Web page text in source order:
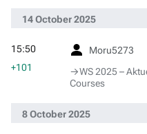
14 October 2025
Moru5273
→‎WS 2025 –
Courses
15:50
+101
8 October 2025